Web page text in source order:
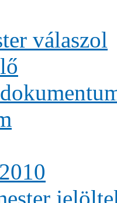
válaszol